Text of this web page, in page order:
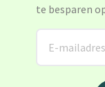
te besparen